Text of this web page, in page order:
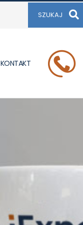
SZUKAJ
KONTAKT